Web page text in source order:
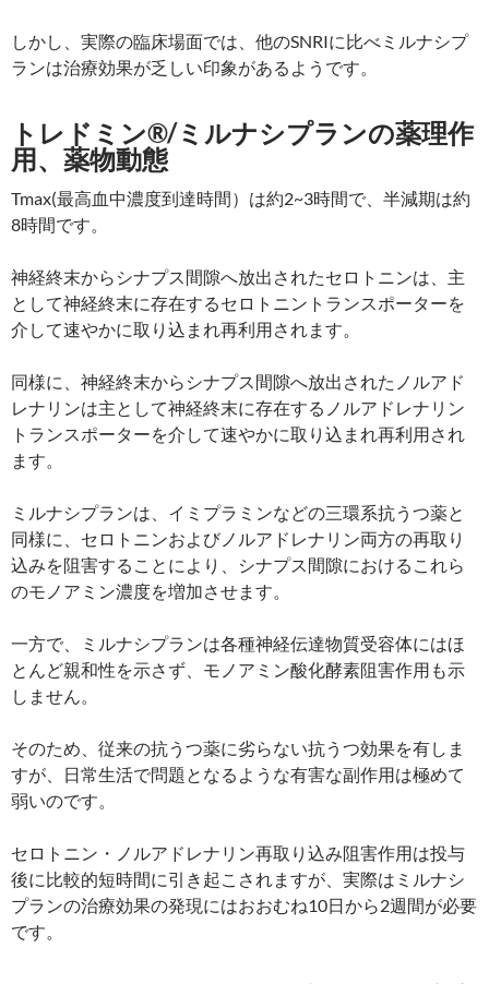
しかし、実際の臨床場面では、他のSNRIに比べミルナシプ
ランは治療効果が乏しい印象があるようです。
トレドミン®/ミルナシプランの薬理作
用、薬物動態
Tmax(最高血中濃度到達時間）は約2~3時間で、半減期は約
8時間です。
神経終末からシナプス間隙へ放出されたセロトニンは、主
として神経終末に存在するセロトニントランスポーターを
介して速やかに取り込まれ再利用されます。
同様に、神経終末からシナプス間隙へ放出されたノルアド
レナリンは主として神経終末に存在するノルアドレナリン
トランスポーターを介して速やかに取り込まれ再利用され
ます。
ミルナシプランは、イミプラミンなどの三環系抗うつ薬と
同様に、セロトニンおよびノルアドレナリン両方の再取り
込みを阻害することにより、シナプス間隙におけるこれら
のモノアミン濃度を増加させます。
一方で、ミルナシプランは各種神経伝達物質受容体にはほ
とんど親和性を示さず、モノアミン酸化酵素阻害作用も示
しません。
そのため、従来の抗うつ薬に劣らない抗うつ効果を有しま
すが、日常生活で問題となるような有害な副作用は極めて
弱いのです。
セロトニン・ノルアドレナリン再取り込み阻害作用は投与
後に比較的短時間に引き起こされますが、実際はミルナシ
プランの治療効果の発現にはおおむね10日から2週間が必要
です。